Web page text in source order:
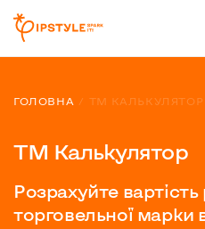
ГОЛОВНА ТМ КАЛЬКУЛЯТОР
ТМ Калькулятор
Розрахуйте вартість
торговельної марки